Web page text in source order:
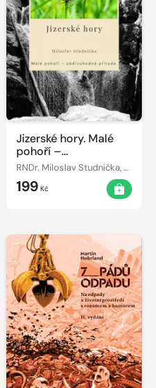
Jizerské hory. Malé
pohoří –
obdivuhodná příroda RNDr. Miloslav Studnička, CSc.
199 Kč